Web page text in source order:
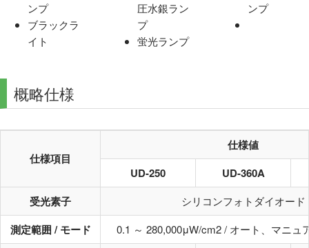
ンプ
ブラックラ
イト
圧水銀ラン
プ
蛍光ランプ
ンプ
概略仕様
仕様項目
仕様値
UD-250
UD-360A
受光素子
シリコンフォトダイオード
測定範囲 / モード 0.1 ～ 280,000μW/cm2 / オート、マニュ